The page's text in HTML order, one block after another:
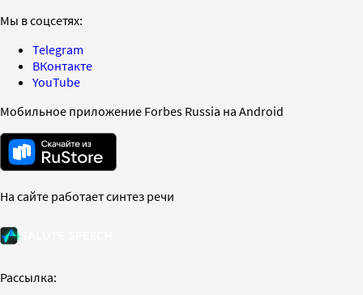
Мы в соцсетях:
Telegram
ВКонтакте
YouTube
Мобильное приложение Forbes Russia на Android
На сайте работает синтез речи
Рассылка: